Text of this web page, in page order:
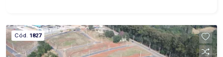
para o seu conforto e bem-estar. Entre em
contato e saiba mais!
Cód. 1827